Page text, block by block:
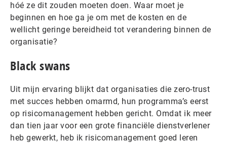
hóé ze dit zouden moeten doen. Waar moet je
beginnen en hoe ga je om met de kosten en de
wellicht geringe bereidheid tot verandering binnen de
organisatie?
Black swans
Uit mijn ervaring blijkt dat organisaties die zero-trust
met succes hebben omarmd, hun programma’s eerst
op risicomanagement hebben gericht. Omdat ik meer
dan tien jaar voor een grote financiële dienstverlener
heb gewerkt, heb ik risicomanagement goed leren